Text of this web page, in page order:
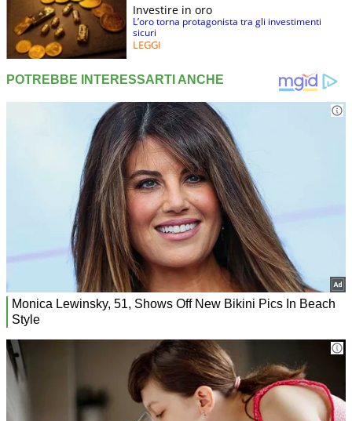
Investire in oro
L’oro torna protagonista tra gli investimenti
sicuri
LEGGI